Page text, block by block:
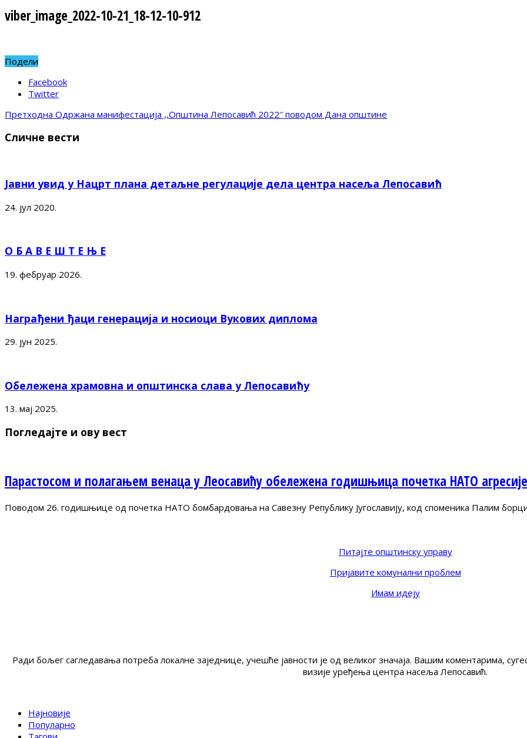
viber_image_2022-10-21_18-12-10-912
Подели
Facebook
Twitter
Претходна Одржана манифестација ,,Општина Лепосавић 2022″ поводом Дана општине
Сличне вести
Јавни увид у Нацрт плана детаљне регулације дела центра насеља Лепосавић
24. јул 2020.
О Б А В Е Ш Т Е Њ Е
19. фебруар 2026.
Награђени ђаци генерација и носиоци Вукових диплома
29. јун 2025.
Обележена храмовна и општинска слава у Лепосавићу
13. мај 2025.
Погледајте и ову вест
Парастосом и полагањем венаца у Леосавићу обележена годишњица почетка НАТО агресије
Поводом 26. годишњице од почетка НАТО бомбардовања на Савезну Републику Југославију, код споменика Палим
Питајте општинску управу
Пријавите комунални проблем
Имам идеју
Ради бољег сагледавања потреба локалне заједнице, учешће јавности је од великог значаја. Вашим коментарима,
визије уређења центра насеља Лепосавић.
Најновије
Популарно